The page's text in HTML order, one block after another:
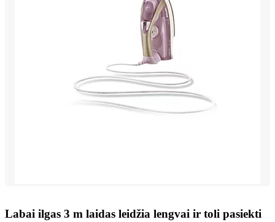
Labai ilgas 3 m laidas leidžia lengvai ir toli pasiekti